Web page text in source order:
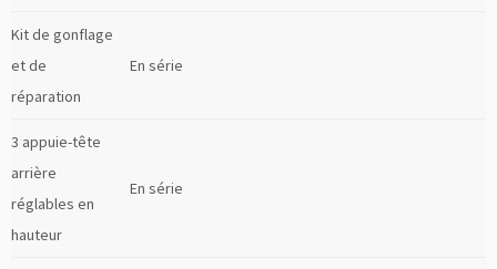
Kit de gonflage
et de
réparation
En série
3 appuie-tête
arrière
réglables en
hauteur
En série